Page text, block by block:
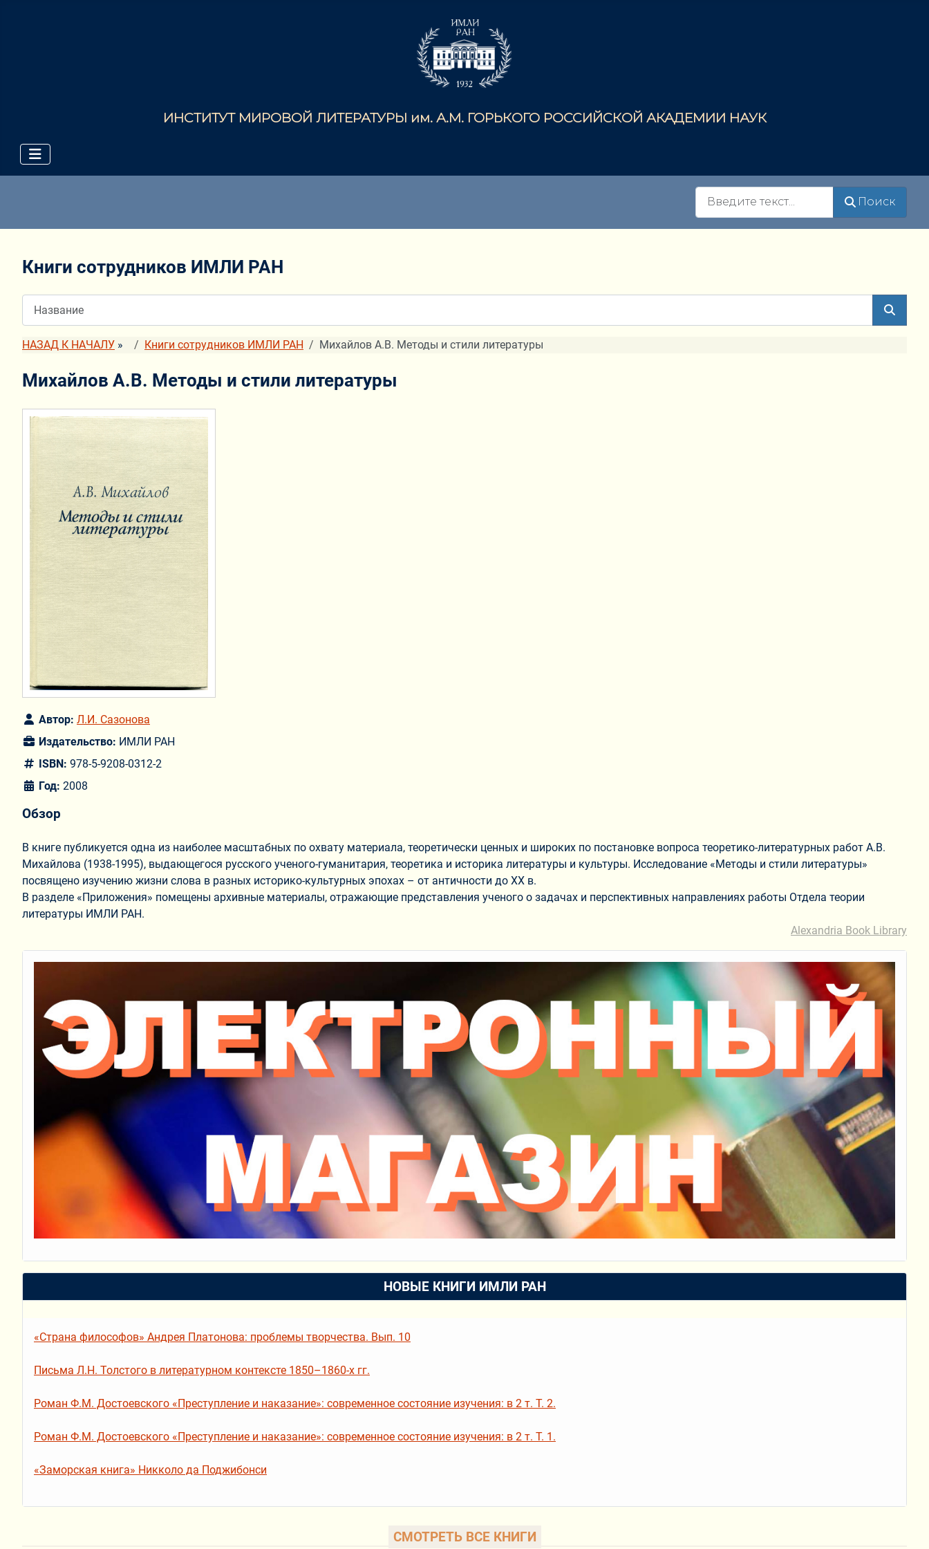
ИНСТИТУТ МИРОВОЙ ЛИТЕРАТУРЫ им. А.М. ГОРЬКОГО РОССИЙСКОЙ АКАДЕМИИ НАУК
Поиск
Книги сотрудников ИМЛИ РАН
НАЗАД К НАЧАЛУ » Книги сотрудников ИМЛИ РАН Михайлов А.В. Методы и стили литературы
Михайлов А.В. Методы и стили литературы
Автор: Л.И. Сазонова
Издательство: ИМЛИ РАН
ISBN: 978-5-9208-0312-2
Год: 2008
Обзор
В книге публикуется одна из наиболее масштабных по охвату материала, теоретически ценных и широких по постановке вопроса теоретико-литературных работ А.В.
Михайлова (1938-1995), выдающегося русского ученого-гуманитария, теоретика и историка литературы и культуры. Исследование «Методы и стили литературы»
посвящено изучению жизни слова в разных историко-культурных эпохах – от античности до XX в.
В разделе «Приложения» помещены архивные материалы, отражающие представления ученого о задачах и перспективных направлениях работы Отдела теории
литературы ИМЛИ РАН.
Alexandria Book Library
НОВЫЕ КНИГИ ИМЛИ РАН
«Страна философов» Андрея Платонова: проблемы творчества. Вып. 10
Письма Л.Н. Толстого в литературном контексте 1850–1860-х гг.
Роман Ф.М. Достоевского «Преступление и наказание»: современное состояние изучения: в 2 т. Т. 2.
Роман Ф.М. Достоевского «Преступление и наказание»: современное состояние изучения: в 2 т. Т. 1.
«Заморская книга» Никколо да Поджибонси
СМОТРЕТЬ ВСЕ КНИГИ